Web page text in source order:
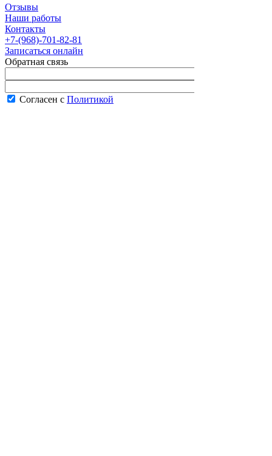
Отзывы
Наши работы
Контакты
+7-(968)-701-82-81
Записаться онлайн
Обратная связь
Согласен с Политикой